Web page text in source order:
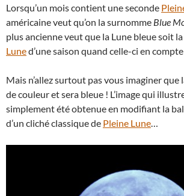
Lorsqu’un mois contient une seconde
américaine veut qu’on la surnomme Blue
plus ancienne veut que la Lune bleue soit
Luned’une saison quand celle-ci en
Mais n’allez surtout pas vous imaginer que
de couleur et sera bleue ! L’image qui
simplement été obtenue en modifiant la
d’un cliché classique de Pleine Lune